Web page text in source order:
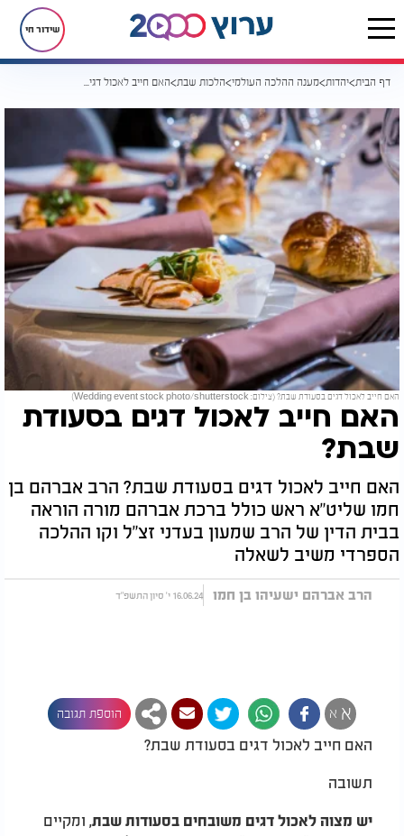
שידור חי
דף הבית יהדות מענה ההלכה העולמי הלכות שבת האם חייב לאכול דגים בסעודת שבת?
האם חייב לאכול דגים בסעודת שבת? (צילום: Wedding event stock photo/shutterstock)
האם חייב לאכול דגים בסעודת
שבת?
האם חייב לאכול דגים בסעודת שבת? הרב אברהם בן
חמו שליט"א ראש כולל ברכת אברהם מורה הוראה
בבית הדין של הרב שמעון בעדני זצ"ל וקו ההלכה
הספרדי משיב לשאלה
הרב אברהם ישעיהו בן חמו 16.06.24 י' סיון התשפ"ד
א א הוספת תגובה
האם חייב לאכול דגים בסעודת שבת?
תשובה
יש מצוה לאכול דגים משובחים בסעודות שבת, ומקיים